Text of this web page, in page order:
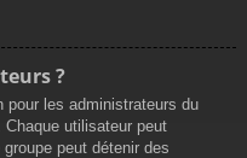
?
pour les administrateurs du
utilisateur peut
peut détenir des